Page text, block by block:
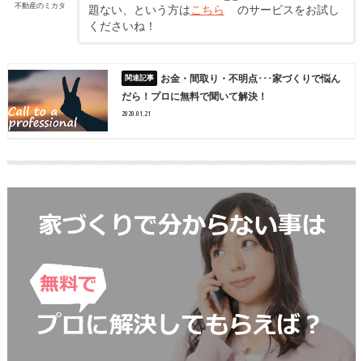
不動産のミカタ 題ない、という方はこちら
のサービスをお試し
くださいね！
お金・間取り・不明点･･･家づくりで悩ん
だら！プロに無料で聞いて解決！
2020.01.21